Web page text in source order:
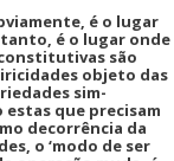
é o lugar
é o lugar onde
são
objeto das
sim-
que precisam
decorrência da
o ‘modo de ser